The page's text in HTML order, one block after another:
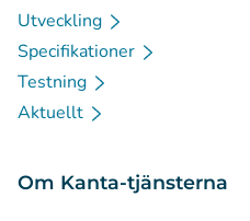
Utveckling
Specifikationer
Testning
Aktuellt
Om Kanta-tjänsterna